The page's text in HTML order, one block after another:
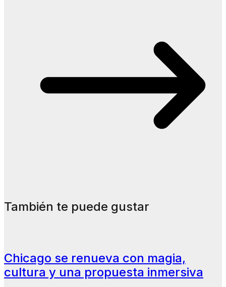
También te puede gustar
Chicago se renueva con magia,
cultura y una propuesta inmersiva